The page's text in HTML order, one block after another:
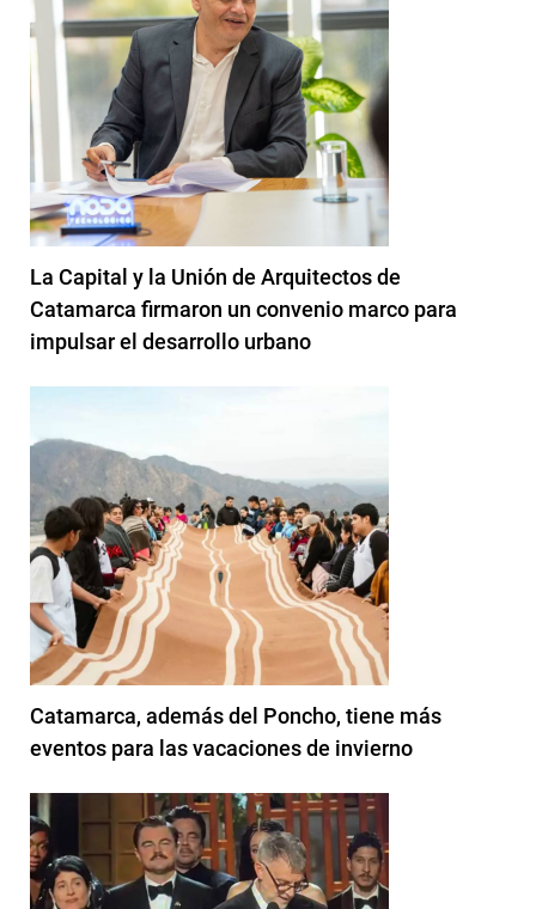
La Capital y la Unión de Arquitectos de
Catamarca firmaron un convenio marco para
impulsar el desarrollo urbano
Catamarca, además del Poncho, tiene más
eventos para las vacaciones de invierno